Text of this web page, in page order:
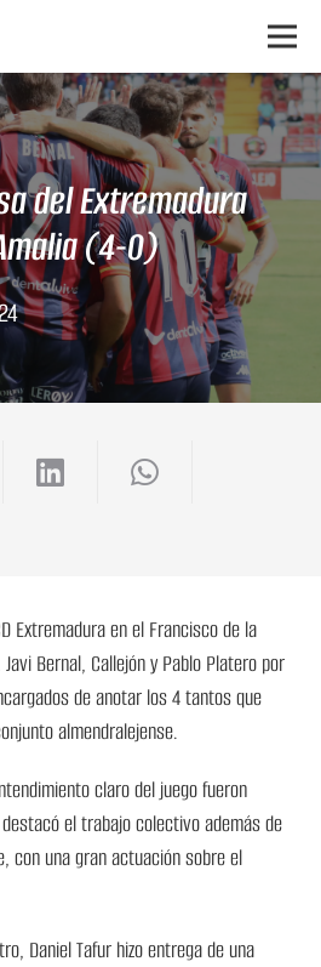
del Extremadura
(4-0)
Extremadura en el Francisco de la
Bernal, Callejón y Pablo Platero por
de anotar los 4 tantos que
almendralejense.
claro del juego fueron
el trabajo colectivo además de
con una gran actuación sobre el
Daniel Tafur hizo entrega de una